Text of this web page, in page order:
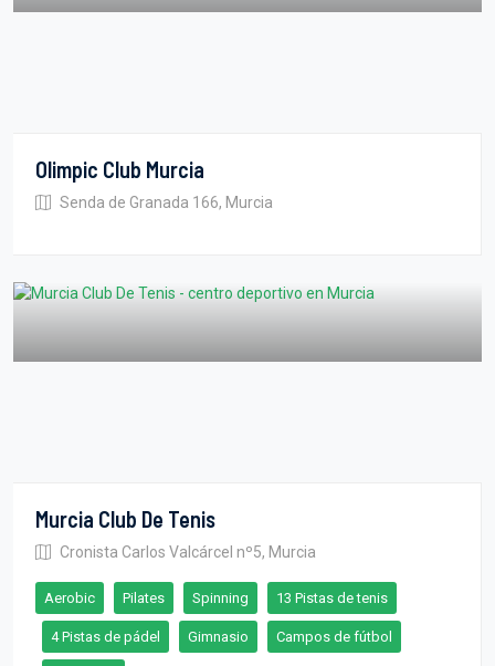
Olimpic Club Murcia
Senda de Granada 166, Murcia
Murcia Club De Tenis
Cronista Carlos Valcárcel nº5, Murcia
Aerobic Pilates Spinning 13 Pistas de tenis
4 Pistas de pádel Gimnasio Campos de fútbol